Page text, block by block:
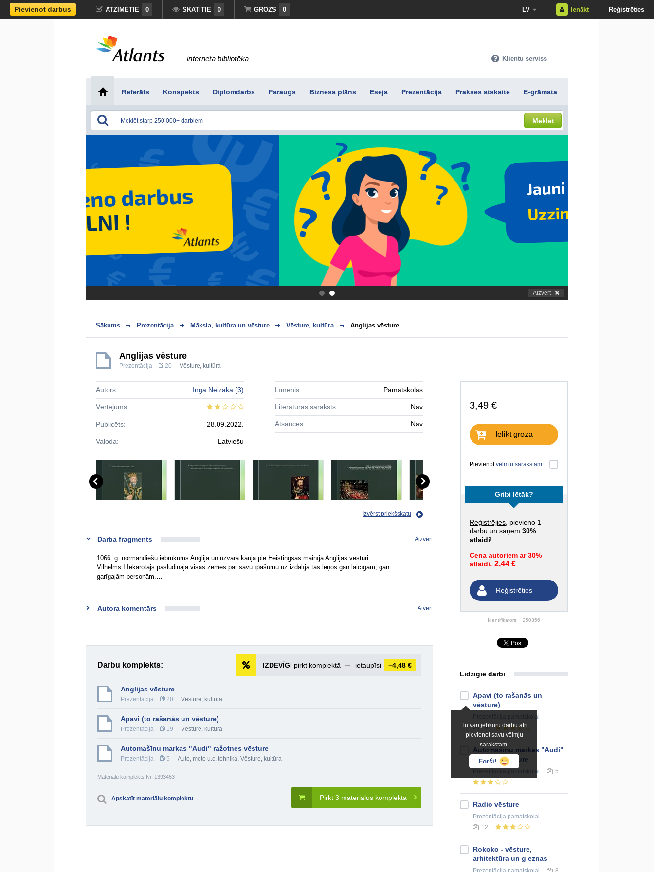
Pievienot darbus ATZĪMĒTIE 0 SKATĪTIE 0 GROZS 0 LV Ienākt Reģistrēties
interneta bibliotēka Klientu serviss
Referāts Konspekts Diplomdarbs Paraugs Biznesa plāns Eseja Prezentācija Prakses atskaite E-grāmata
Meklēt
. Aizvērt
Sākums Prezentācija Māksla, kultūra un vēsture Vēsture, kultūra Anglijas vēsture
Anglijas vēsture
Prezentācija 20 Vēsture, kultūra
3,49 €
Ielikt grozā
Pievienotvēlmju sarakstam
Gribi lētāk?
Reģistrējies , pievieno 1
darbu un saņem 30%
atlaidi!
Cena autoriem ar 30%
atlaidi: 2,44 €
Reģistrēties
Identifikators: 250356
Autors: Inga Neizaka (3)
Vērtējums:
Publicēts: 28.09.2022.
Valoda: Latviešu
Līmenis: Pamatskolas
Literatūras saraksts: Nav
Atsauces: Nav
Izvērst priekšskatu
Darba fragments Aizvērt
1066. g. normandiešu iebrukums Anglijā un uzvara kaujā pie Heistingsas mainīja Anglijas vēsturi.
Vilhelms I Iekarotājs pasludināja visas zemes par savu īpašumu uz izdalīja tās lēņos gan laicīgām, gan
garīgajām personām.…
Autora komentārs Atvērt
Darbu komplekts: IZDEVĪGI pirkt komplektā ➞ ietaupīsi −4,48 €
Anglijas vēsture
Prezentācija 20 Vēsture, kultūra
Apavi (to rašanās un vēsture)
Prezentācija 19 Vēsture, kultūra
Automašīnu markas "Audi" ražotnes vēsture
Prezentācija 5 Auto, moto u.c. tehnika, Vēsture, kultūra
Materiālu komplekts Nr. 1393453
Pirkt 3 materiālus komplektā
Apskatīt materiālu komplektu
Līdzīgie darbi
Tu vari jebkuru darbu ātri
pievienot savu vēlmju
sarakstam.
Forši!
Apavi (to rašanās un
vēsture)
pamatskolai
19
Automašīnu markas "Audi"
ražotnes vēsture
pamatskolai 5
Radio vēsture
Prezentācija pamatskolai
12
Rokoko - vēsture,
arhitektūra un gleznas